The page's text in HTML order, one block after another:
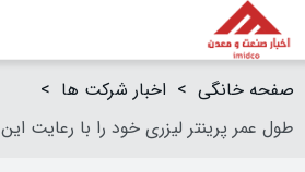
صفحه خانگی > اخبار شرکت ها >
طول عمر پرینتر لیزری خود را با رعایت این ۶ نکته افزایش دهیم